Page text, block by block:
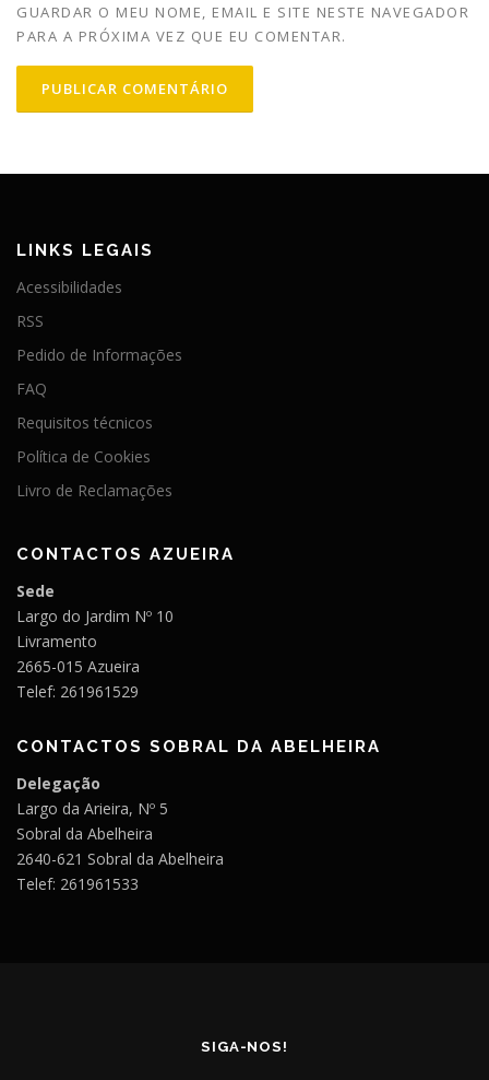
GUARDAR O MEU NOME, EMAIL E SITE NESTE NAVEGADOR
PARA A PRÓXIMA VEZ QUE EU COMENTAR.
LINKS LEGAIS
Acessibilidades
RSS
Pedido de Informações
FAQ
Requisitos técnicos
Política de Cookies
Livro de Reclamações
CONTACTOS AZUEIRA
Sede
Largo do Jardim Nº 10
Livramento
2665-015 Azueira
Telef: 261961529
CONTACTOS SOBRAL DA ABELHEIRA
Delegação
Largo da Arieira, Nº 5
Sobral da Abelheira
2640-621 Sobral da Abelheira
Telef: 261961533
SIGA-NOS!